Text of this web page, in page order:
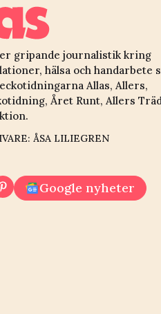
gripande journalistik kring
hälsa och handarbete
Allas, Allers,
Året Runt, Allers
ÅSA LILIEGREN
Google nyheter